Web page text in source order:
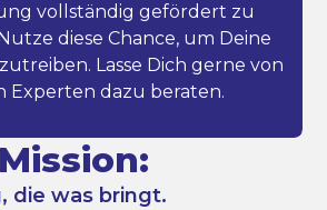
vollständig gefördert zu
diese Chance, um Deine
Lasse Dich gerne von
Experten dazu beraten.
die was bringt.